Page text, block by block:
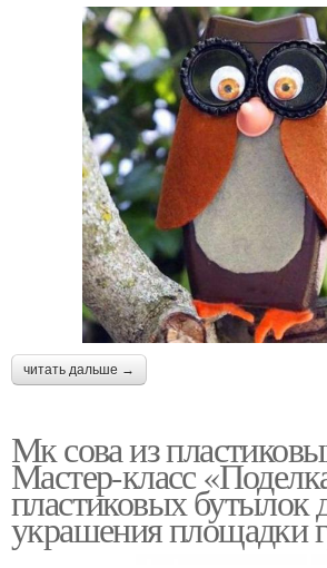
читать дальше →
Мк сова из
Мастер-класс
пластиковых бутылок
украшения площадки